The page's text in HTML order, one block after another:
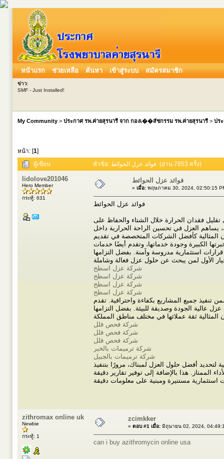
หน้าแรก ช่วยเหลือ ค้นหา เข้าสู่ระบบ สมัครสมาชิก
ข่าว:
SMF - Just Installed!
My Community > ประกาศ รพ.ค่ายสุรนารี จาก กองเ��สัชกรรม รพ.ค่ายสุรนารี > ปร
หน้า: [1]
ผู้เขียน
หัวข้อ: فوائد عزل الحوائط (อ่าน 7853 ครั้ง)
lidolove201046
Hero Member
กระทู้: 631
فوائد عزل الحوائط
« เมื่อ: พฤษภาคม 30, 2024, 02:50:15
فوائد عزل الحوائط
فقدان الحرارة خلال الشتاء والحفاظ على
يساهم العزل في تحسين الراحة الحرارية داخل
المثالية كأفضل الشركات المتخصصة في تقديم
الكبيرة وجودة خدماتها، وتقدم أيضًا خدمات
استثمارية مدروسة وآمنة. بفضل التزامها
شركة عزل اسطح
شركة عزل اسطح
شركة عزل اسطح
شركة عزل اسطح
تنفيذ جميع المشاريع بكفاءة واحترافية. تقدم
عالية الجودة وصديقة للبيئة. بفضل التزامها
شركة فحص فلل
شركة فحص فلل
شركة فحص فلل
شركة ترميمات بالخبر
شركة ترميمات بالجبيل
أفضل حلول العزل لمبناك، مرورًا بتنفيذ
الممتاز. هذا بالإضافة إلى توفير تقارير دقيقة
zithromax online uk
Newbie
กระทู้: 1
zcimkker
« ตอบ #1 เมื่อ: มิถุนายน 02, 2024,
can i buy azithromycin online usa